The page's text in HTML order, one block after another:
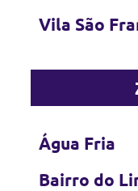
Vila São
Água Fria
Bairro do